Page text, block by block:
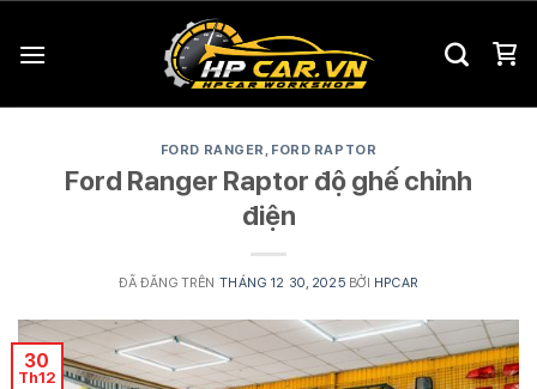
đến
dung
FORD RANGER , FORD RAPTOR
Ford Ranger Raptor độ ghế chỉnh
điện
ĐÃ ĐĂNG TRÊN THÁNG 12 30, 2025 BỞI HPCAR
30
Th12